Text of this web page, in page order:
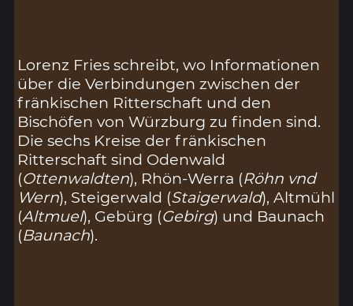
Lorenz Fries schreibt, wo Informationen
über die Verbindungen zwischen der
fränkischen Ritterschaft und den
Bischöfen von Würzburg zu finden sind.
Die sechs Kreise der fränkischen
Ritterschaft sind Odenwald
(Ottenwaldten), Rhön-Werra (Röhn vnd
Wern), Steigerwald (Staigerwald), Altmühl
(Altmuel), Gebürg (Gebirg) und Baunach
(Baunach).